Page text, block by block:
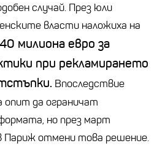
случай. През юли
власти наложиха на
милиона евро за
при рекламирането
Впоследствие
опит да ограничат
но през март
Париж отмени това решение.